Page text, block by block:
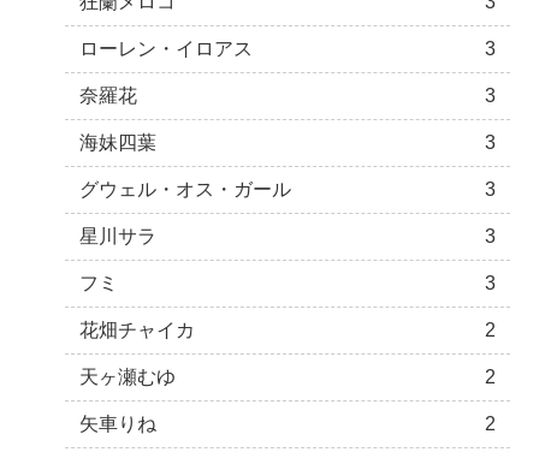
ローレン・イロアス 3
奈羅花 3
海妹四葉 3
グウェル・オス・ガール 3
星川サラ 3
フミ 3
花畑チャイカ 2
天ヶ瀬むゆ 2
矢車りね 2